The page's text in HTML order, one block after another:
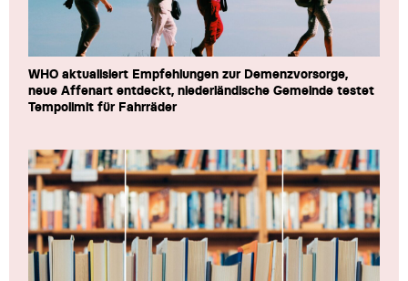
WHO aktualisiert Empfehlungen zur Demenzvorsorge,
neue Affenart entdeckt, niederländische Gemeinde testet
Tempolimit für Fahrräder